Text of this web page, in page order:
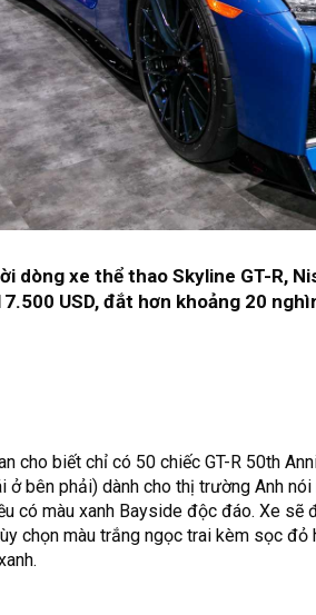
dòng xe thể thao Skyline GT-R,
USD, đắt hơn khoảng 20
cho biết chỉ có 50 chiếc GT-R 50th
ở bên phải) dành cho thị trường Anh
có màu xanh Bayside độc đáo. Xe sẽ
chọn màu trắng ngọc trai kèm sọc